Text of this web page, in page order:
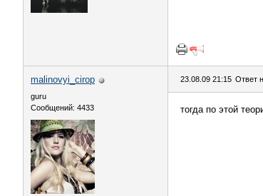
malinovyi_cirop
guru
Сообщений: 4433
23.08.09 21:15 Ответ
тогда по этой